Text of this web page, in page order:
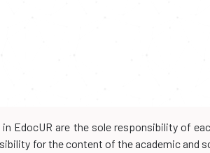
EdocUR are the sole responsibility of
for the content of the academic and